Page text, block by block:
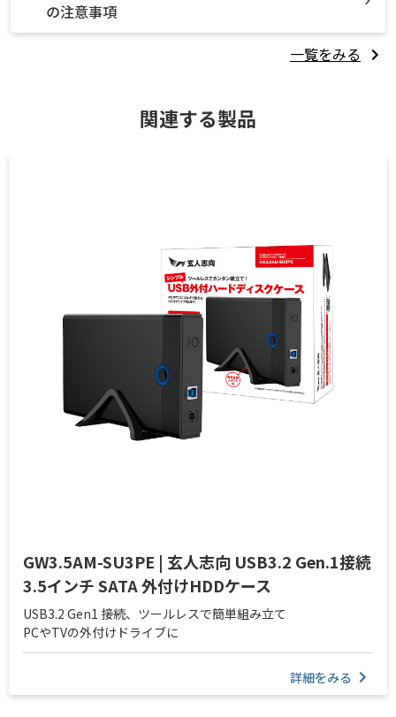
の注意事項
一覧をみる
関連する製品
GW3.5AM-SU3PE | 玄人志向 USB3.2 Gen.1接続
3.5インチ SATA 外付けHDDケース
USB3.2 Gen1 接続、ツールレスで簡単組み立て
PCやTVの外付けドライブに
詳細をみる